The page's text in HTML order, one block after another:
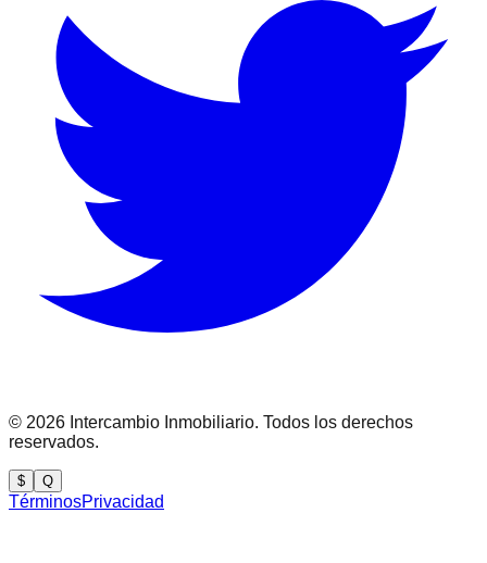
© 2026 Intercambio Inmobiliario. Todos los derechos
reservados.
$ Q
TérminosPrivacidad